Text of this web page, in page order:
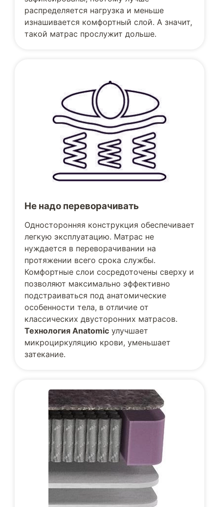
распределяется нагрузка и меньше
изнашивается комфортный слой. А значит,
такой матрас прослужит дольше.
Не надо переворачивать
Односторонняя конструкция обеспечивает
легкую эксплуатацию. Матрас не
нуждается в переворачивании на
протяжении всего срока службы.
Комфортные слои сосредоточены сверху и
позволяют максимально эффективно
подстраиваться под анатомические
особенности тела, в отличие от
классических двусторонних матрасов.
Технология Anatomic улучшает
микроциркуляцию крови, уменьшает
затекание.